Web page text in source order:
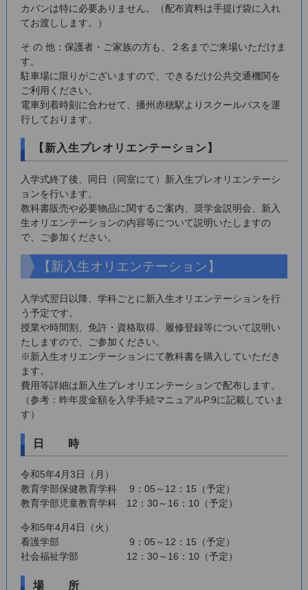
カバンは特に必要ありません。（配布資料は手提げ袋に入れ
てお渡しします。）
そ の 他：保護者・ご家族の方も、２名までご来場いただけま
す。
駐車場に限りがございますので、できるだけ公共交通機関を
ご利用ください。
電車到着時刻に合わせて、播州赤穂駅よりスクールバスを運
行しております。
【新入生プレオリエンテーション】
入学式終了後、同日（同室にて）新入生プレオリエンテーシ
ョンを行います。
教科書販売や必要物品に関するご案内、奨学金説明会、新入
生オリエンテーションの内容等について説明いたしますの
で、ご参加ください。
【新入生オリエンテーション】
入学式翌日以降、学科ごとに新入生オリエンテーションを行
う予定です。
授業や時間割、免許・資格取得、履修登録等について説明い
たしますので、ご参加ください。
※新入生オリエンテーションにて教科書を購入していただき
ます。
費用等詳細は新入生プレオリエンテーションで配布します。
（参考：昨年度金額を入学手続マニュアルP.9に記載していま
す）
日 時
令和5年4月3日（月）
教育学部保健教育学科 9：05～12：15（予定）
教育学部児童教育学科 12：30～16：10（予定）
令和5年4月4日（火）
看護学部 9：05～12：15（予定）
社会福祉学部 12：30～16：10（予定）
場 所